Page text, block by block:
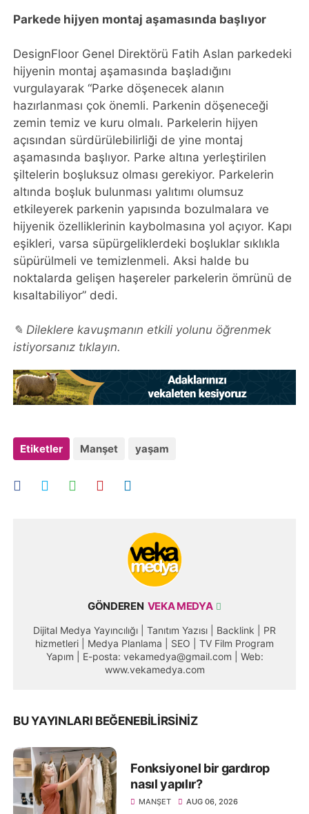
Parkede hijyen montaj aşamasında başlıyor
DesignFloor Genel Direktörü Fatih Aslan parkedeki
hijyenin montaj aşamasında başladığını
vurgulayarak “Parke döşenecek alanın
hazırlanması çok önemli. Parkenin döşeneceği
zemin temiz ve kuru olmalı. Parkelerin hijyen
açısından sürdürülebilirliği de yine montaj
aşamasında başlıyor. Parke altına yerleştirilen
şiltelerin boşluksuz olması gerekiyor. Parkelerin
altında boşluk bulunması yalıtımı olumsuz
etkileyerek parkenin yapısında bozulmalara ve
hijyenik özelliklerinin kaybolmasına yol açıyor. Kapı
eşikleri, varsa süpürgeliklerdeki boşluklar sıklıkla
süpürülmeli ve temizlenmeli. Aksi halde bu
noktalarda gelişen haşereler parkelerin ömrünü de
kısaltabiliyor” dedi.
✎ Dileklere kavuşmanın etkili yolunu öğrenmek
istiyorsanız tıklayın.
Etiketler Manşet yaşam
GÖNDEREN VEKA MEDYA
Dijital Medya Yayıncılığı | Tanıtım Yazısı | Backlink | PR
hizmetleri | Medya Planlama | SEO | TV Film Program
Yapım | E-posta: vekamedya@gmail.com | Web:
www.vekamedya.com
BU YAYINLARI BEĞENEBILIRSINIZ
Fonksiyonel bir gardırop
nasıl yapılır?
MANŞET AUG 06, 2026